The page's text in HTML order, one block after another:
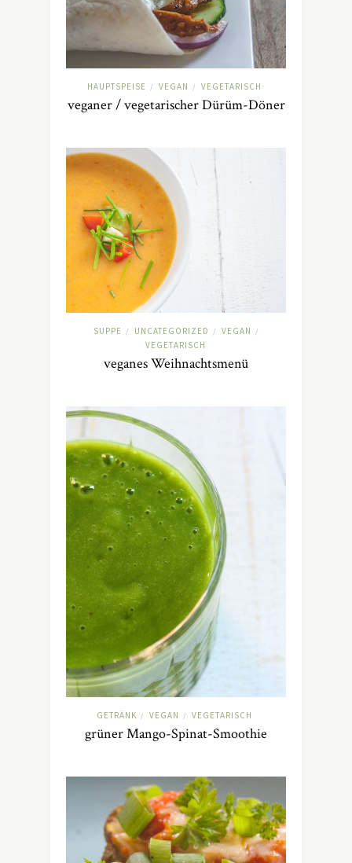
HAUPTSPEISE / VEGAN / VEGETARISCH
veganer / vegetarischer Dürüm-Döner
SUPPE / UNCATEGORIZED / VEGAN /
VEGETARISCH
veganes Weihnachtsmenü
GETRÄNK / VEGAN / VEGETARISCH
grüner Mango-Spinat-Smoothie